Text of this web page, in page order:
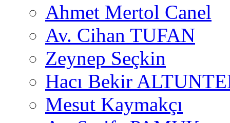
Ahmet Mertol Canel
Av. Cihan TUFAN
Zeynep Seçkin
Hacı Bekir
Mesut Kaymakçı